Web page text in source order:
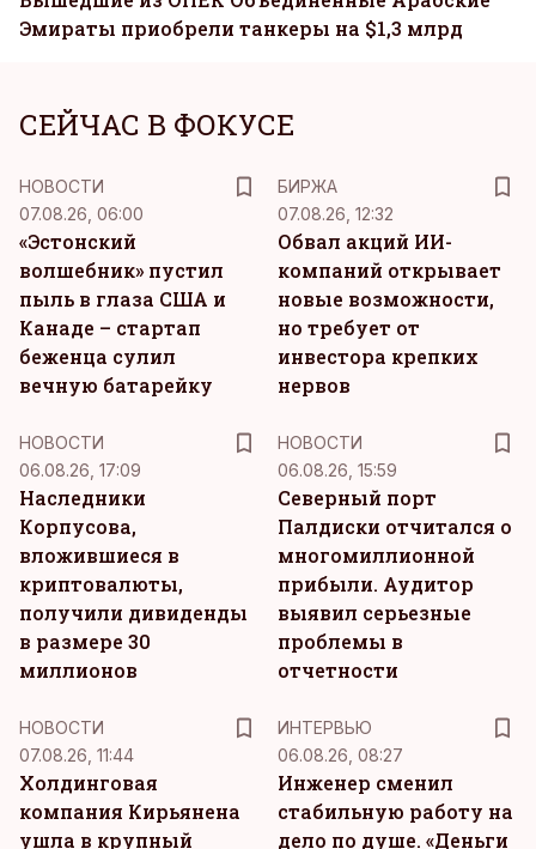
Эмираты приобрели танкеры на $1,3 млрд
СЕЙЧАС В ФОКУСЕ
НОВОСТИ
07.08.26, 06:00
«Эстонский
волшебник» пустил
пыль в глаза США и
Канаде – стартап
беженца сулил
вечную батарейку
БИРЖА
07.08.26, 12:32
Обвал акций ИИ-
компаний открывает
новые возможности,
но требует от
инвестора крепких
нервов
НОВОСТИ
06.08.26, 17:09
Наследники
Корпусова,
вложившиеся в
криптовалюты,
получили дивиденды
в размере 30
миллионов
НОВОСТИ
06.08.26, 15:59
Северный порт
Палдиски отчитался о
многомиллионной
прибыли. Аудитор
выявил серьезные
проблемы в
отчетности
НОВОСТИ
07.08.26, 11:44
Холдинговая
компания Кирьянена
ушла в крупный
ИНТЕРВЬЮ
06.08.26, 08:27
Инженер сменил
стабильную работу на
дело по душе. «Деньги